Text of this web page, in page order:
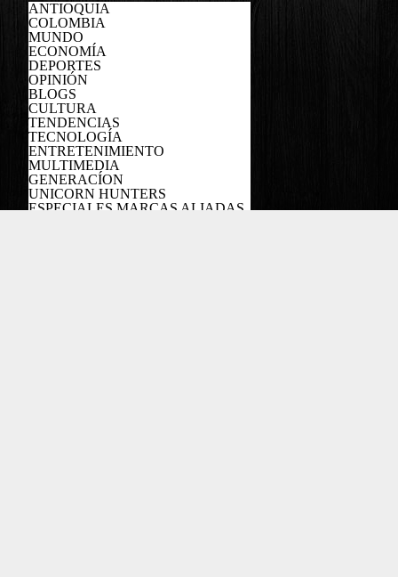
ANTIOQUIA
COLOMBIA
MUNDO
ECONOMÍA
DEPORTES
OPINIÓN
BLOGS
CULTURA
TENDENCIAS
TECNOLOGÍA
ENTRETENIMIENTO
MULTIMEDIA
GENERACÍON
UNICORN HUNTERS
ESPECIALES MARCAS ALIADAS